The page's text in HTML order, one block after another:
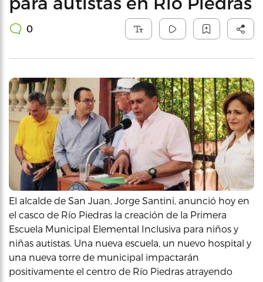
0
El alcalde de San Juan, Jorge Santini, anunció hoy en
el casco de Río Piedras la creación de la Primera
Escuela Municipal Elemental Inclusiva para niños y
niñas autistas. Una nueva escuela, un nuevo hospital y
una nueva torre de municipal impactarán
positivamente el centro de Río Piedras atrayendo